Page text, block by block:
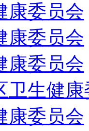
康委员会
康委员会
康委员会
卫生健
康委员会